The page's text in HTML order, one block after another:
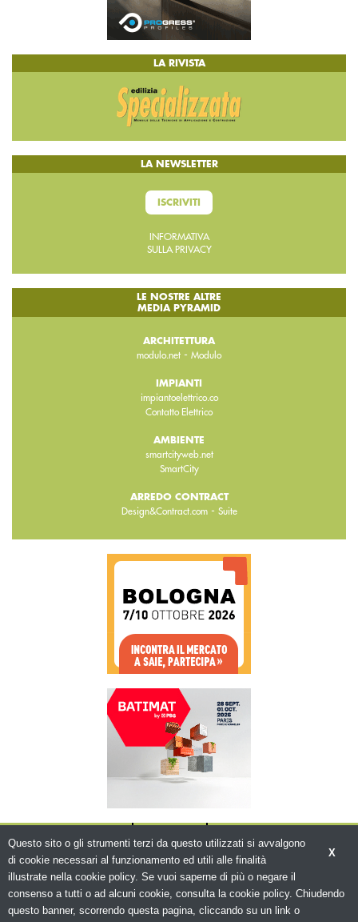
LA RIVISTA
LA NEWSLETTER
ISCRIVITI
INFORMATIVA
SULLA PRIVACY
LE NOSTRE ALTRE
MEDIA PYRAMID
ARCHITETTURA
modulo.net - Modulo
IMPIANTI
impiantoelettrico.co
Contatto Elettrico
AMBIENTE
smartcityweb.net
SmartCity
ARREDO CONTRACT
Design&Contract.com- Suite
© Copyright 2026. Edilizia in Rete - N.ro
X
Questo sito o gli strumenti terzi da questo utilizzati si avvalgono
di cookie necessari al funzionamento ed utili alle finalità
illustrate nella cookie policy. Se vuoi saperne di più o negare il
consenso a tutti o ad alcuni cookie, consulta la cookie policy. Chiudendo
questo banner, scorrendo questa pagina, cliccando su un link o